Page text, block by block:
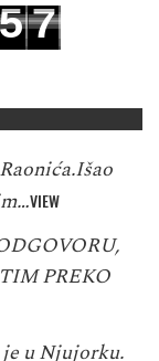
7
VIEW
PREKO
u Njujorku.